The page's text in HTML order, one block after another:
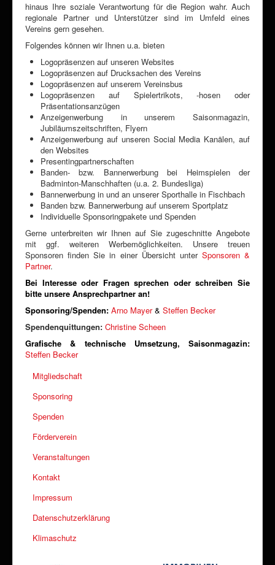
hinaus Ihre soziale Verantwortung für die Region wahr. Auch
regionale Partner und Unterstützer sind im Umfeld eines
Vereins gern gesehen.
Folgendes können wir Ihnen u.a. bieten
Logopräsenzen auf unseren Websites
Logopräsenzen auf Drucksachen des Vereins
Logopräsenzen auf unserem Vereinsbus
Logopräsenzen auf Spielertrikots, -hosen oder
Präsentationsanzügen
Anzeigenwerbung in unserem Saisonmagazin,
Jubiläumszeitschriften, Flyern
Anzeigenwerbung auf unseren Social Media Kanälen, auf
den Websites
Presentingpartnerschaften
Banden- bzw. Bannerwerbung bei Heimspielen der
Badminton-Manschhaften (u.a. 2. Bundesliga)
Bannerwerbung in und an unserer Sporthalle in Fischbach
Banden bzw. Bannerwerbung auf unserem Sportplatz
Individuelle Sponsoringpakete und Spenden
Gerne unterbreiten wir Ihnen auf Sie zugeschnitte Angebote
mit ggf. weiteren Werbemöglichkeiten. Unsere treuen
Sponsoren finden Sie in einer Übersicht unterSponsoren &
Partner.
Bei Interesse oder Fragen sprechen oder schreiben Sie
bitte unsere Ansprechpartner an!
Sponsoring/Spenden: Arno Mayer& Steffen Becker
Spendenquittungen: Christine Scheen
Grafische & technische Umsetzung, Saisonmagazin:
Steffen Becker
Mitgliedschaft
Sponsoring
Spenden
Förderverein
Veranstaltungen
Kontakt
Impressum
Datenschutzerklärung
Klimaschutz